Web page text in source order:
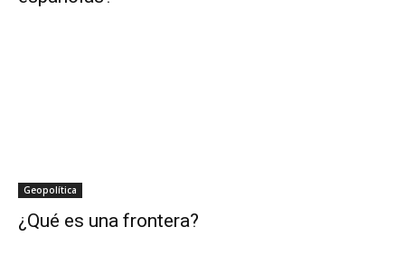
Geopolítica
¿Qué es una frontera?